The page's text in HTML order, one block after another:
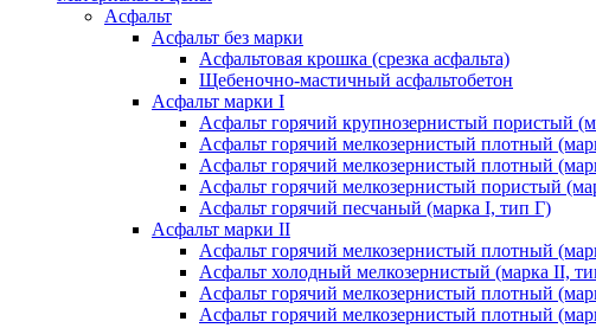
Асфальт
Асфальт без марки
Асфальтовая крошка (срезка асфальта)
Щебеночно-мастичный асфальтобетон
Асфальт марки I
Асфальт горячий крупнозернистый пористый
Асфальт горячий мелкозернистый плотный
Асфальт горячий мелкозернистый плотный
Асфальт горячий мелкозернистый пористый
Асфальт горячий песчаный (марка I, тип Г)
Асфальт марки II
Асфальт горячий мелкозернистый плотный
Асфальт холодный мелкозернистый (марка II,
Асфальт горячий мелкозернистый плотный
Асфальт горячий мелкозернистый плотный